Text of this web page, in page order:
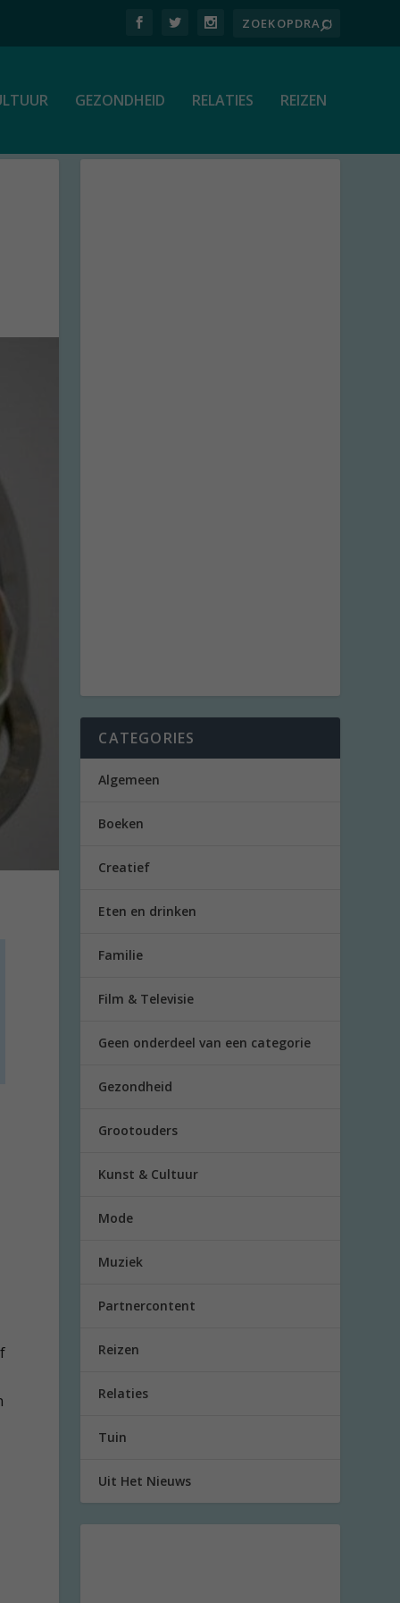
GEZONDHEID RELATIES REIZEN
CATEGORIES
Algemeen
Boeken
Creatief
Eten en drinken
Familie
Film & Televisie
Geen onderdeel van een categorie
Gezondheid
Grootouders
Kunst & Cultuur
Mode
Muziek
Partnercontent
Reizen
Relaties
Tuin
Uit Het Nieuws